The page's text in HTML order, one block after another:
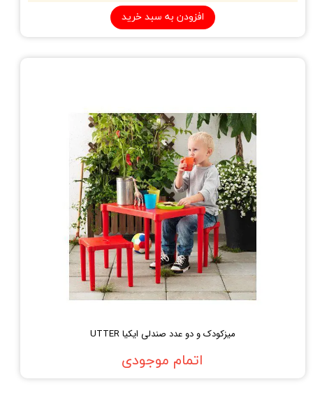
افزودن به سبد خرید
میزکودک و دو عدد صندلی ایکیا UTTER
اتمام موجودی